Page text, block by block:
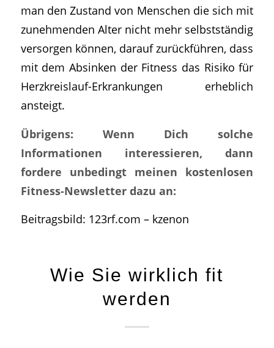
man den Zustand von Menschen die sich mit
zunehmenden Alter nicht mehr selbstständig
versorgen können, darauf zurückführen, dass
mit dem Absinken der Fitness das Risiko für
Herzkreislauf-Erkrankungen erheblich
ansteigt.
Übrigens: Wenn Dich solche
Informationen interessieren, dann
fordere unbedingt meinen kostenlosen
Fitness-Newsletter dazu an:
Beitragsbild: 123rf.com – kzenon
Wie Sie wirklich fit
werden